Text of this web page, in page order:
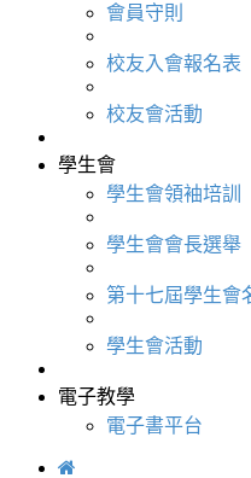
會員守則
校友入會報名表
校友會活動
學生會
學生會領袖培訓
學生會會長選舉
第十七屆學生會
學生會活動
電子教學
電子書平台